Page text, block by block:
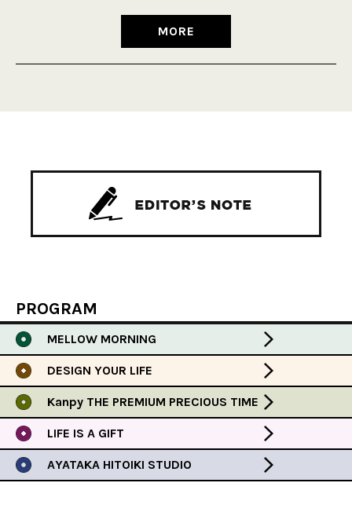
MORE
PROGRAM
MELLOW MORNING
DESIGN YOUR LIFE
Kanpy THE PREMIUM PRECIOUS TIME
LIFE IS A GIFT
AYATAKA HITOIKI STUDIO